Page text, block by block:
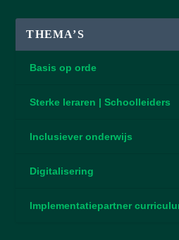
THEMA’S
Basis op orde
Sterke leraren | Schoolleiders
Inclusiever onderwijs
Digitalisering
Implementatiepartner